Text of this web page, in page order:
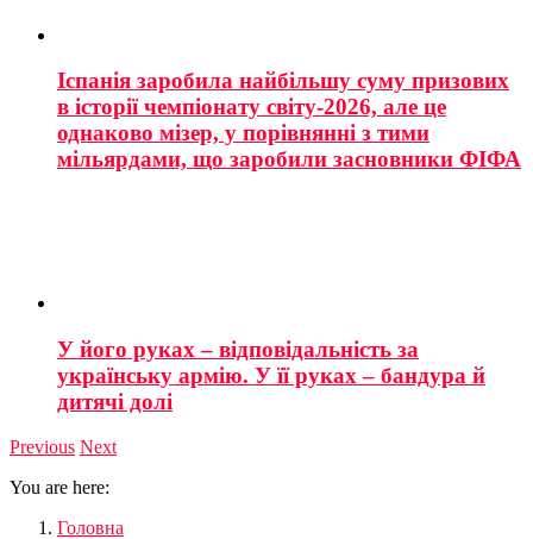
Іспанія заробила найбільшу суму призових
в історії чемпіонату світу-2026, але це
однаково мізер, у порівнянні з тими
мільярдами, що заробили засновники ФІФА
У його руках – відповідальність за
українську армію. У її руках – бандура й
дитячі долі
Previous Next
You are here:
Головна